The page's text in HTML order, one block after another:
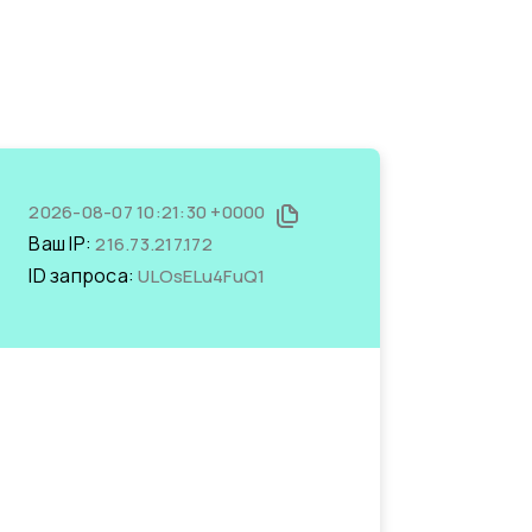
2026-08-07 10:21:30 +0000
Ваш IP:216.73.217.172
ID запроса:ULOsELu4FuQ1